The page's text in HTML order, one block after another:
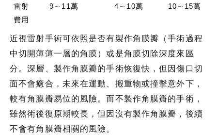
雷射
費用
9～11萬 4～10萬 10～15萬
近視雷射手術可依照是否有製作角膜瓣（手術過程
中切開薄薄一層的角膜）或是角膜切除深度來區
分。深層、製作角膜瓣的手術恢復快，但因傷口切
面不會癒合，未來在運動、搬重物或撞擊意外下，
較有角膜瓣易位的風險。而不製作角膜瓣的手術，
雖然術後復原期較長，但因沒有製作角膜瓣，後續
不會有角膜瓣相關的風險。